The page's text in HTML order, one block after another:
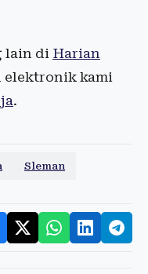
lain di Harian
elektronik kami
.
Sleman